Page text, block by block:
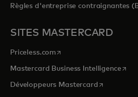
Règles d'entreprise contraignantes
SITES MASTERCARD
Priceless.com s’ouvre dans un nouvel
Mastercard Business Intelligence
Développeurs Mastercards’ouvre